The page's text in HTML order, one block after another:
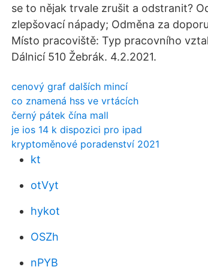
se to nějak trvale zrušit a odstranit?
zlepšovací nápady; Odměna za
Místo pracoviště: Typ pracovního
Dálnicí 510 Žebrák. 4.2.2021.
cenový graf dalších mincí
co znamená hss ve vrtácích
černý pátek čína mall
je ios 14 k dispozici pro ipad
kryptoměnové poradenství 2021
kt
otVyt
hykot
OSZh
nPYB